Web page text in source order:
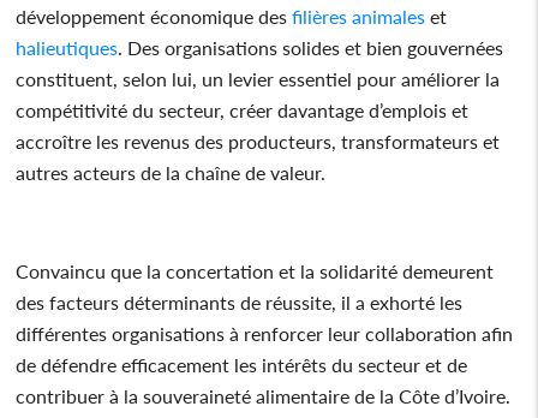
développement économique des filières animales et
halieutiques . Des organisations solides et bien gouvernées
constituent, selon lui, un levier essentiel pour améliorer la
compétitivité du secteur, créer davantage d’emplois et
accroître les revenus des producteurs, transformateurs et
autres acteurs de la chaîne de valeur.
Convaincu que la concertation et la solidarité demeurent
des facteurs déterminants de réussite, il a exhorté les
différentes organisations à renforcer leur collaboration afin
de défendre efficacement les intérêts du secteur et de
contribuer à la souveraineté alimentaire de la Côte d’Ivoire.